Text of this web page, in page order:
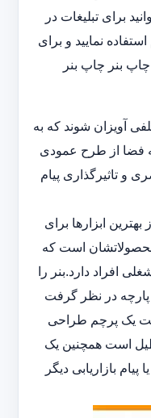
برای تبلیغات در
نمایید و برای
بنر چاپ بنر
آویزان شوند که به
فضا از طرح عمودی
و تاثیرگذاری پیام
ابزارها برای
است که
افراد دارد.بنر را
پارچه در نظر گرفت
یک پرچم طراحی
است همچنین یک
بازاریابی دیگر